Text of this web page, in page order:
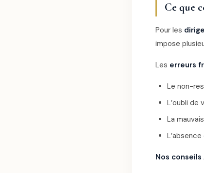
Ce que
Pour les
impose
Les erreurs
Le non-
L’oubli de
La
Nos